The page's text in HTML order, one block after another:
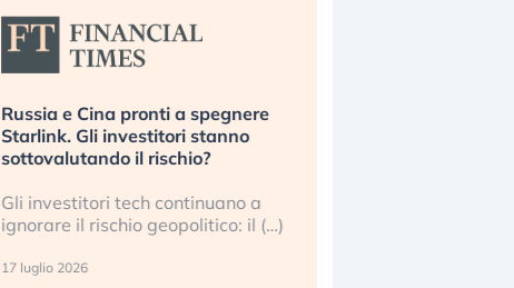
Russia e Cina pronti a spegnere
Starlink. Gli investitori stanno
sottovalutando il rischio?
Gli investitori tech continuano a
ignorare il rischio geopolitico: il (…)
17 luglio 2026